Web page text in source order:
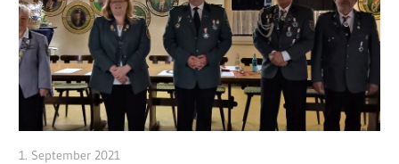
1. September 2021